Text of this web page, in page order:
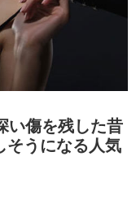
い傷を残した昔
そうになる人気